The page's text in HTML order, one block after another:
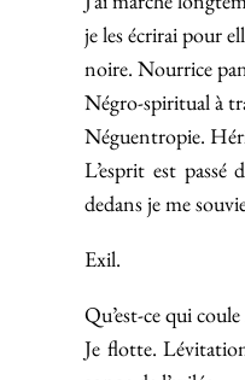
je les écrirai pour
noire. Nourrice
Négro-spiritual à
Néguentropie.
L’esprit est passé
dedans je me
Exil.
Qu’est-ce qui
Je flotte.